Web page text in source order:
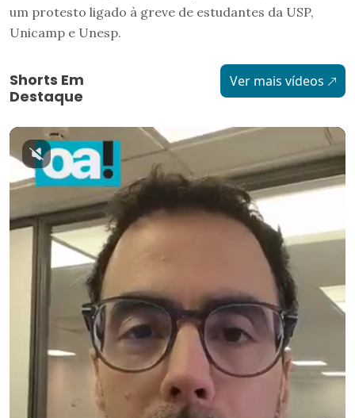
um protesto ligado à greve de estudantes da USP,
Unicamp e Unesp.
Shorts Em
Destaque
Ver mais vídeos